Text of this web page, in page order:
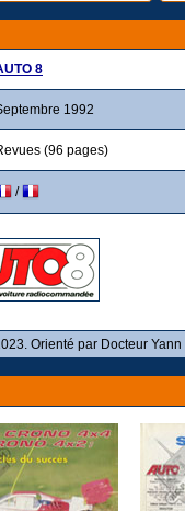
8
1992
(96 pages)
/
Orienté par Docteur Yann